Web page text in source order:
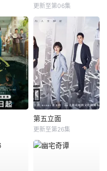
更新至第06集
第五立面
更新至第26集